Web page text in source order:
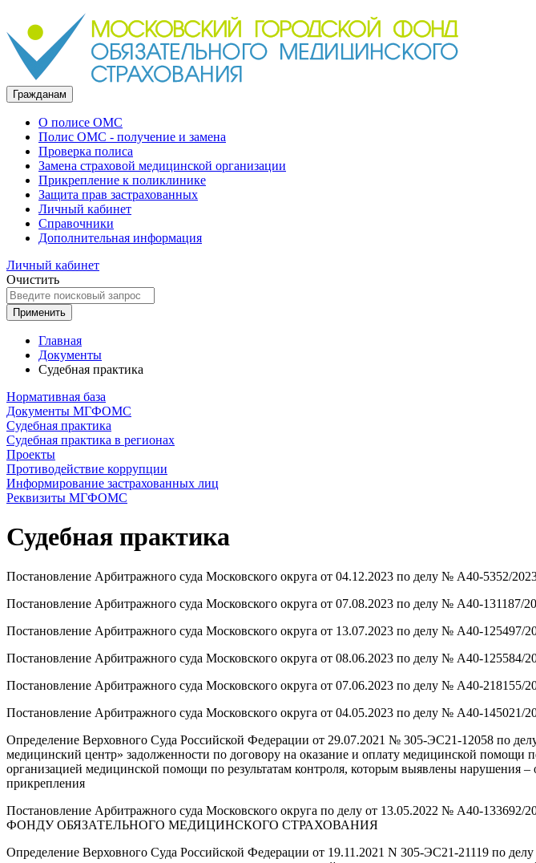
Гражданам
О полисе ОМС
Полис ОМС - получение и замена
Проверка полиса
Замена страховой медицинской организации
Прикрепление к поликлинике
Защита прав застрахованных
Личный кабинет
Справочники
Дополнительная информация
Личный кабинет
Очистить
Применить
Главная
Документы
Судебная практика
Нормативная база
Документы МГФОМС
Судебная практика
Судебная практика в регионах
Проекты
Противодействие коррупции
Информирование застрахованных лиц
Реквизиты МГФОМС
Судебная практика
Постановление Арбитражного суда Московского округа от 04.12.2023 по делу № А40-5352/
Постановление Арбитражного суда Московского округа от 07.08.2023 по делу № А40-131187/
Постановление Арбитражного суда Московского округа от 13.07.2023 по делу № А40-125497/
Постановление Арбитражного суда Московского округа от 08.06.2023 по делу № А40-125584/
Постановление Арбитражного суда Московского округа от 07.06.2023 по делу № А40-218155/
Постановление Арбитражного суда Московского округа от 04.05.2023 по делу № А40-145021/
Определение Верховного Суда Российской Федерации от 29.07.2021 № 305-ЭС21-12058 по
медицинский центр» задолженности по договору на оказание и оплату медицинской помощи
организацией медицинской помощи по результатам контроля, которым выявлены нарушения
прикрепления
Постановление Арбитражного суда Московского округа по делу от 13.05.2022 №
ФОНДУ ОБЯЗАТЕЛЬНОГО МЕДИЦИНСКОГО СТРАХОВАНИЯ
Определение Верховного Суда Российской Федерации от 19.11.2021 N 305-ЭС21-21119 по